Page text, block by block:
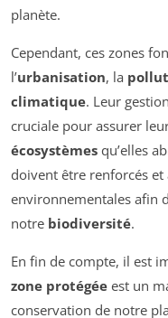
planète.
Cependant, ces zones
l’urbanisation, la
climatique. Leur
cruciale pour assurer
écosystèmes qu’elles
doivent être renforcés
environnementales afin
notre biodiversité.
En fin de compte, il est
zone protégée est un
conservation de notre